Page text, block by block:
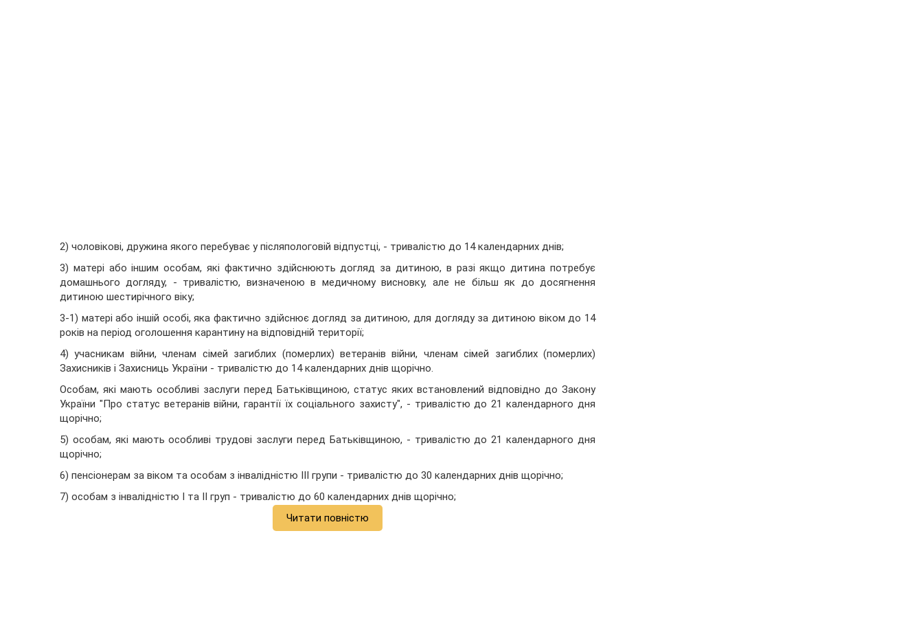
2) чоловікові, дружина якого перебуває у післяпологовій відпустці, - тривалістю до 14 календарних днів;
3) матері або іншим особам, які фактично здійснюють догляд за дитиною, в разі якщо дитина потребує
домашнього догляду, - тривалістю, визначеною в медичному висновку, але не більш як до досягнення
дитиною шестирічного віку;
3-1) матері або іншій особі, яка фактично здійснює догляд за дитиною, для догляду за дитиною віком до 14
років на період оголошення карантину на відповідній території;
4) учасникам війни, членам сімей загиблих (померлих) ветеранів війни, членам сімей загиблих (померлих)
Захисників і Захисниць України - тривалістю до 14 календарних днів щорічно.
Особам, які мають особливі заслуги перед Батьківщиною, статус яких встановлений відповідно до Закону
України "Про статус ветеранів війни, гарантії їх соціального захисту", - тривалістю до 21 календарного дня
щорічно;
5) особам, які мають особливі трудові заслуги перед Батьківщиною, - тривалістю до 21 календарного дня
щорічно;
6) пенсіонерам за віком та особам з інвалідністю III групи - тривалістю до 30 календарних днів щорічно;
7) особам з інвалідністю I та II груп - тривалістю до 60 календарних днів щорічно;
Читати повністю